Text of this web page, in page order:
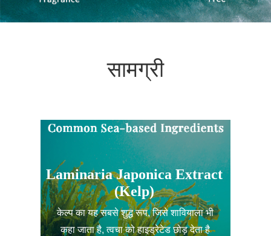
सामग्री
Laminaria Japonica Extract
(Kelp)
केल्प का यह सबसे शुद्ध रूप, जिसे शावियाला भी
कहा जाता है, त्वचा को हाइड्रेटेड छोड़ देता है